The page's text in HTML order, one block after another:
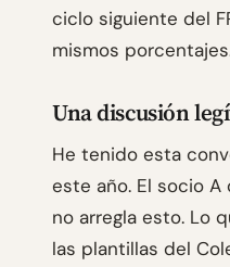
ciclo siguiente del
mismos
Una discusión
He tenido esta
este año. El socio A
no arregla esto. Lo
las plantillas del